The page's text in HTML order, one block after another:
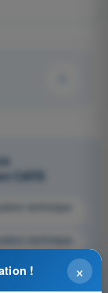
CATS
technique
technique
technique et
×
!